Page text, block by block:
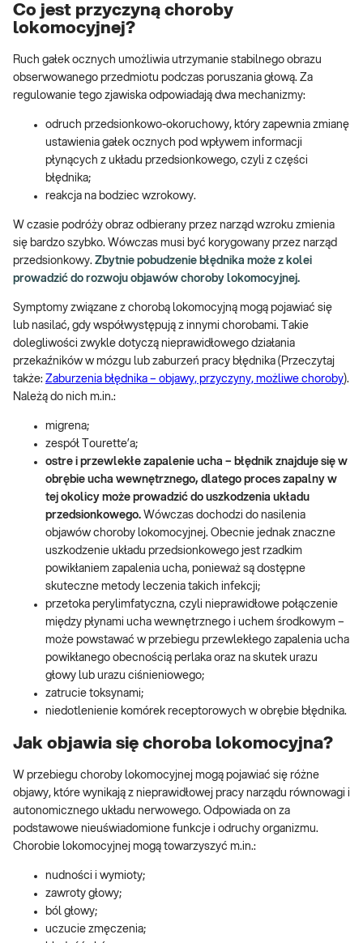
Co jest przyczyną choroby
lokomocyjnej?
Ruch gałek ocznych umożliwia utrzymanie stabilnego obrazu
obserwowanego przedmiotu podczas poruszania głową. Za
regulowanie tego zjawiska odpowiadają dwa mechanizmy:
odruch przedsionkowo-okoruchowy, który zapewnia zmianę
ustawienia gałek ocznych pod wpływem informacji
płynących z układu przedsionkowego, czyli z części
błędnika;
reakcja na bodziec wzrokowy.
W czasie podróży obraz odbierany przez narząd wzroku zmienia
się bardzo szybko. Wówczas musi być korygowany przez narząd
przedsionkowy. Zbytnie pobudzenie błędnika może z kolei
prowadzić do rozwoju objawów choroby lokomocyjnej.
Symptomy związane z chorobą lokomocyjną mogą pojawiać się
lub nasilać, gdy współwystępują z innymi chorobami. Takie
dolegliwości zwykle dotyczą nieprawidłowego działania
przekaźników w mózgu lub zaburzeń pracy błędnika (Przeczytaj
także: Zaburzenia błędnika – objawy, przyczyny, możliwe choroby).
Należą do nich m.in.:
migrena;
zespół Tourette’a;
ostre i przewlekłe zapalenie ucha – błędnik znajduje się w
obrębie ucha wewnętrznego, dlatego proces zapalny w
tej okolicy może prowadzić do uszkodzenia układu
przedsionkowego. Wówczas dochodzi do nasilenia
objawów choroby lokomocyjnej. Obecnie jednak znaczne
uszkodzenie układu przedsionkowego jest rzadkim
powikłaniem zapalenia ucha, ponieważ są dostępne
skuteczne metody leczenia takich infekcji;
przetoka perylimfatyczna, czyli nieprawidłowe połączenie
między płynami ucha wewnętrznego i uchem środkowym –
może powstawać w przebiegu przewlekłego zapalenia ucha
powikłanego obecnością perlaka oraz na skutek urazu
głowy lub urazu ciśnieniowego;
zatrucie toksynami;
niedotlenienie komórek receptorowych w obrębie błędnika.
Jak objawia się choroba lokomocyjna?
W przebiegu choroby lokomocyjnej mogą pojawiać się różne
objawy, które wynikają z nieprawidłowej pracy narządu równowagi i
autonomicznego układu nerwowego. Odpowiada on za
podstawowe nieuświadomione funkcje i odruchy organizmu.
Chorobie lokomocyjnej mogą towarzyszyć m.in.:
nudności i wymioty;
zawroty głowy;
ból głowy;
uczucie zmęczenia;